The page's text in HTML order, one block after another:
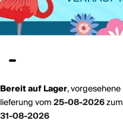
Bereit auf Lager,vorgesehene
lieferung vom25-08-2026zum
31-08-2026